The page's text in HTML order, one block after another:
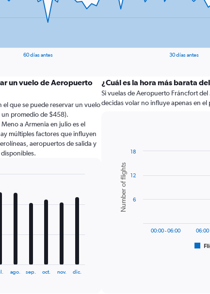
60 días antes 30 días antes
un vuelo de Aeropuerto
el que se puede reservar un vuelo
promedio de $458).
a Armenia en julio es el
múltiples factores que influyen
aeropuertos de salida y
ago. sep. oct. nov. dic.
¿Cuál es la hora más barata
Si vuelas de Aeropuerto Fráncfort
decidas volar no influye apenas en el
chart
with
bars.
The
Chart
graphic.
Number of flights
00:00 - 06:00 06:00
6
12
18